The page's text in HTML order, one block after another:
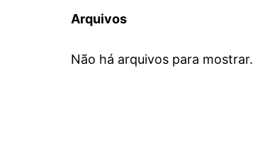
Arquivos
Não há arquivos para mostrar.